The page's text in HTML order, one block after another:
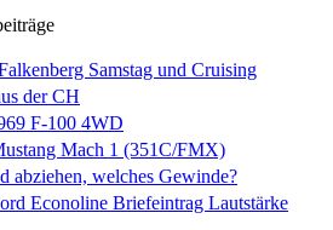
Samstag und Cruising
der CH
F-100 4WD
Mach 1 (351C/FMX)
abziehen, welches Gewinde?
Econoline Briefeintrag Lautstärke